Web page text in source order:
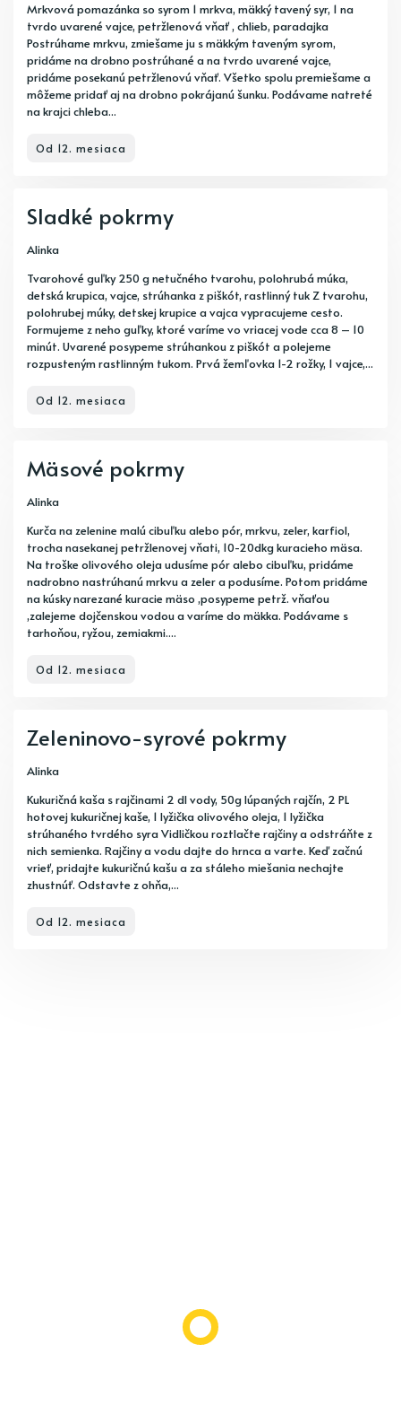
Mrkvová pomazánka so syrom 1 mrkva, mäkký tavený syr, 1 na
tvrdo uvarené vajce, petržlenová vňať , chlieb, paradajka
Postrúhame mrkvu, zmiešame ju s mäkkým taveným syrom,
pridáme na drobno postrúhané a na tvrdo uvarené vajce,
pridáme posekanú petržlenovú vňať. Všetko spolu premiešame a
môžeme pridať aj na drobno pokrájanú šunku. Podávame natreté
na krajci chleba...
Od 12. mesiaca
Sladké pokrmy
Alinka
Tvarohové guľky 250 g netučného tvarohu, polohrubá múka,
detská krupica, vajce, strúhanka z piškót, rastlinný tuk Z tvarohu,
polohrubej múky, detskej krupice a vajca vypracujeme cesto.
Formujeme z neho guľky, ktoré varíme vo vriacej vode cca 8 – 10
minút. Uvarené posypeme strúhankou z piškót a polejeme
rozpusteným rastlinným tukom. Prvá žemľovka 1-2 rožky, 1 vajce,...
Od 12. mesiaca
Mäsové pokrmy
Alinka
Kurča na zelenine malú cibuľku alebo pór, mrkvu, zeler, karfiol,
trocha nasekanej petržlenovej vňati, 10-20dkg kuracieho mäsa.
Na troške olivového oleja udusíme pór alebo cibuľku, pridáme
nadrobno nastrúhanú mrkvu a zeler a podusíme. Potom pridáme
na kúsky narezané kuracie mäso ,posypeme petrž. vňaťou
,zalejeme dojčenskou vodou a varíme do mäkka. Podávame s
tarhoňou, ryžou, zemiakmi....
Od 12. mesiaca
Zeleninovo-syrové pokrmy
Alinka
Kukuričná kaša s rajčinami 2 dl vody, 50g lúpaných rajčín, 2 PL
hotovej kukuričnej kaše, 1 lyžička olivového oleja, 1 lyžička
strúhaného tvrdého syra Vidličkou roztlačte rajčiny a odstráňte z
nich semienka. Rajčiny a vodu dajte do hrnca a varte. Keď začnú
vrieť, pridajte kukuričnú kašu a za stáleho miešania nechajte
zhustnúť. Odstavte z ohňa,...
Od 12. mesiaca